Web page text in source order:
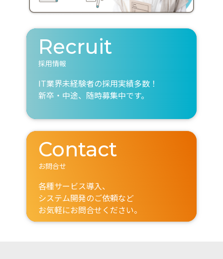
Recruit
採用情報
IT業界未経験者の採用実績多数！
新卒・中途、随時募集中です。
Contact
お問合せ
各種サービス導入、
システム開発のご依頼など
お気軽にお問合せください。